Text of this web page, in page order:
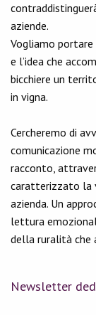
aziende.
Vogliamo
e l’idea che
bicchiere un
in vigna.
Cercheremo di
comunicazione
racconto,
caratterizzato la
azienda. Un
lettura
della ruralità che
Newsletter